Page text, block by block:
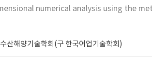
numerical analysis using the
산해양기술학회(구 한국어업기술학회)